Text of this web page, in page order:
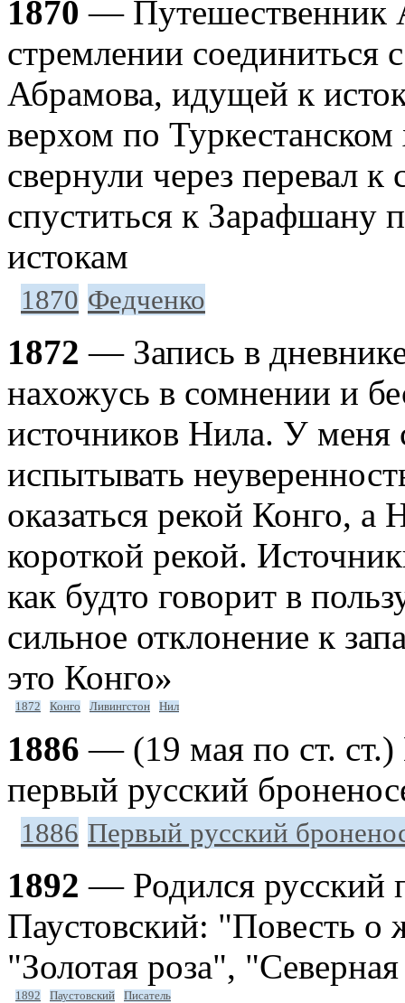
1870 — Путешественник
стремлении соединиться
Абрамова, идущей к
верхом по
свернули через перевал
спуститься к Зарафшану
истокам
1870 Федченко
1872 — Запись в
нахожусь в сомнении и
источников Нила. У
испытывать
оказаться рекой Конго, а
короткой рекой.
как будто говорит в
сильное отклонение к
это Конго»
1872 Конго Ливингстон Нил
1886 — (19 мая по ст. ст.)
первый русский
1886 Первый русский
1892 — Родился русский
Паустовский: "Повесть
"Золотая роза",
1892 Паустовский Писатель